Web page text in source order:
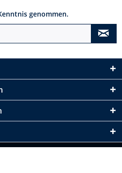
genommen.